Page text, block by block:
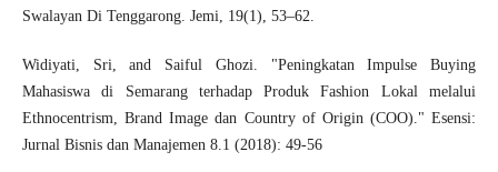
Swalayan Di Tenggarong. Jemi, 19(1), 53–62.
Widiyati, Sri, and Saiful Ghozi. "Peningkatan Impulse Buying
Mahasiswa di Semarang terhadap Produk Fashion Lokal melalui
Ethnocentrism, Brand Image dan Country of Origin (COO)." Esensi:
Jurnal Bisnis dan Manajemen 8.1 (2018): 49-56